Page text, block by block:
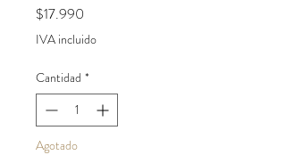
$17.990
IVA incluido
Cantidad *
Agotado